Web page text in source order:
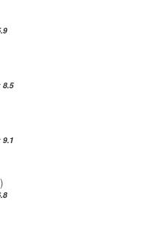
8.5
9.1